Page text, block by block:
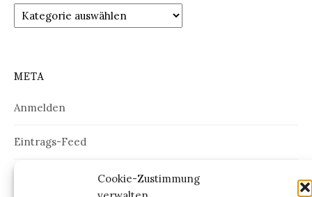
Cookie-Zustimmung
Kategorien
META
Anmelden
Eintrags-Feed
Kommentar-Feed